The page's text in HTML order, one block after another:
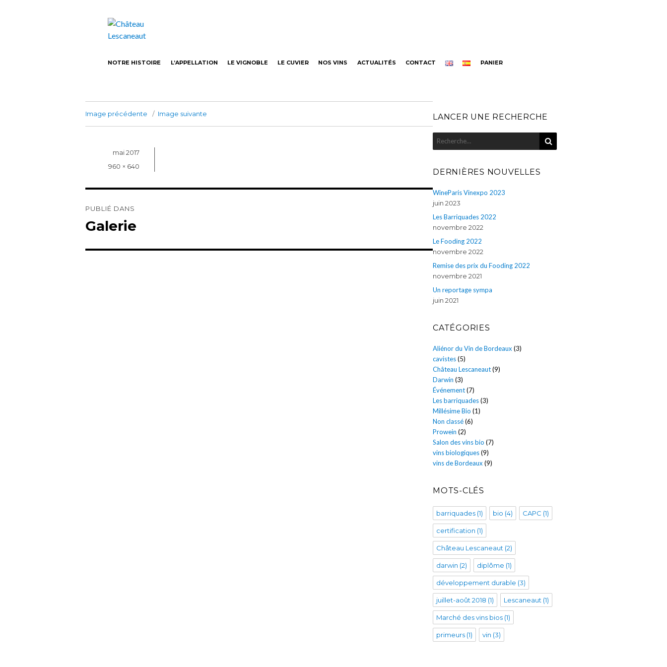
Château Lescaneaut
NOTRE HISTOIRE L’APPELLATION LE VIGNOBLE LE CUVIER NOS VINS ACTUALITÉS CONTACT PANIER
Image précédente Image suivante
Publié
le
mai 2017
Taille
960 × 640
de
l’article
PUBLIÉ DANS
Galerie
LANCER UNE RECHERCHE
Recherche
pour
RECHERCHE
DERNIÈRES NOUVELLES
WineParis Vinexpo 2023
juin 2023
Les Barriquades 2022
novembre 2022
Le Fooding 2022
novembre 2022
Remise des prix du Fooding 2022
novembre 2021
Un reportage sympa
juin 2021
CATÉGORIES
Aliénor du Vin de Bordeaux(3)
cavistes(5)
Château Lescaneaut(9)
Darwin (3)
Événement(7)
Les barriquades(3)
Millésime Bio (1)
Non classé(6)
Prowein (2)
Salon des vins bio (7)
vins biologiques(9)
vins de Bordeaux(9)
MOTS-CLÉS
barriquades (1) bio (4) CAPC (1)
certification (1)
Château Lescaneaut (2)
darwin (2) diplôme (1)
développement durable (3)
juillet-août 2018 (1) Lescaneaut (1)
Marché des vins bios (1)
primeurs (1) vin (3)